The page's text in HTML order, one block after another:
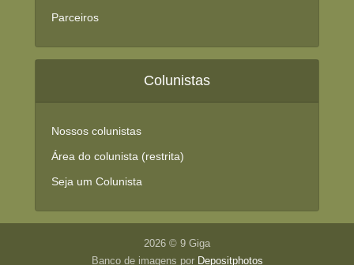
Parceiros
Colunistas
Nossos colunistas
Área do colunista (restrita)
Seja um Colunista
2026 © 9 Giga
Banco de imagens por Depositphotos